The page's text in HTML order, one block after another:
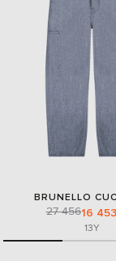
BRUNELLO
27 45616
13Y